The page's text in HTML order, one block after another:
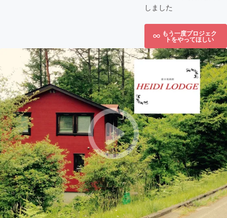
しました
もう一度プロジェク
トをやってほしい